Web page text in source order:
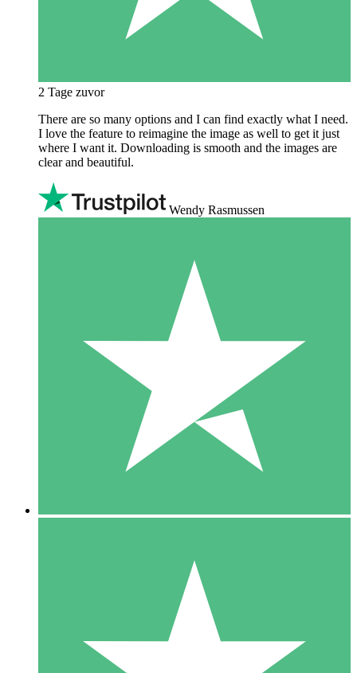
2 Tage zuvor
There are so many options and I can find exactly what I need.
I love the feature to reimagine the image as well to get it just
where I want it. Downloading is smooth and the images are
clear and beautiful.
Wendy Rasmussen